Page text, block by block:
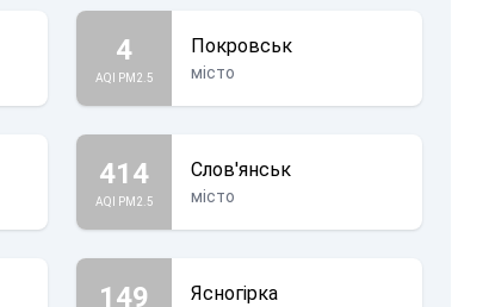
4
AQI PM2.5
Покровськ
місто
414
AQI PM2.5
Слов'янськ
місто
149 Ясногірка